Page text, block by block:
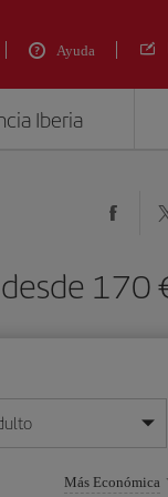
Ayuda
Iberia
desde 170
mes/año
Más Económica